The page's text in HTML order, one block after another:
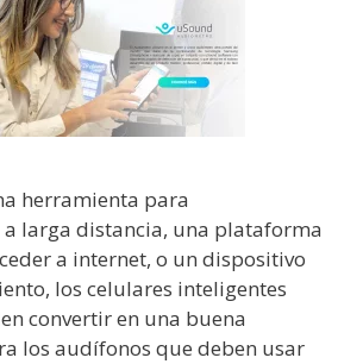
herramienta para
larga distancia, una plataforma
a internet, o un dispositivo
los celulares inteligentes
convertir en una buena
los audífonos que deben usar